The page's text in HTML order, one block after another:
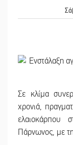
Σε κλίμα
χρονιά,
ελαιοκάρπου
Πάρνωνος, με